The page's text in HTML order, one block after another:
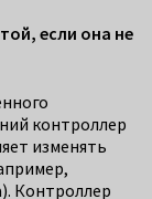
если она не
контроллер
изменять
Контроллер